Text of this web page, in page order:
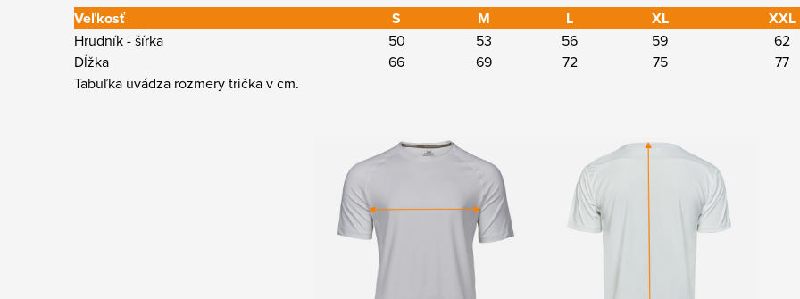
Veľkosť S M L XL XXL
Hrudník - šírka 50 53 56 59 62
Dĺžka
66 69 72 75 77
Tabuľka uvádza rozmery trička v cm.